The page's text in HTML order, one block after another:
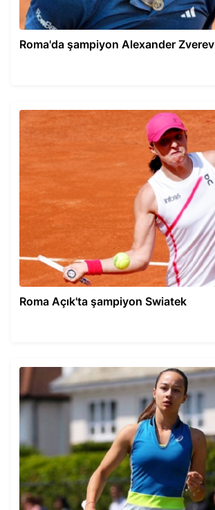
Roma'da şampiyon Alexander Zverev
Roma Açık'ta şampiyon Swiatek